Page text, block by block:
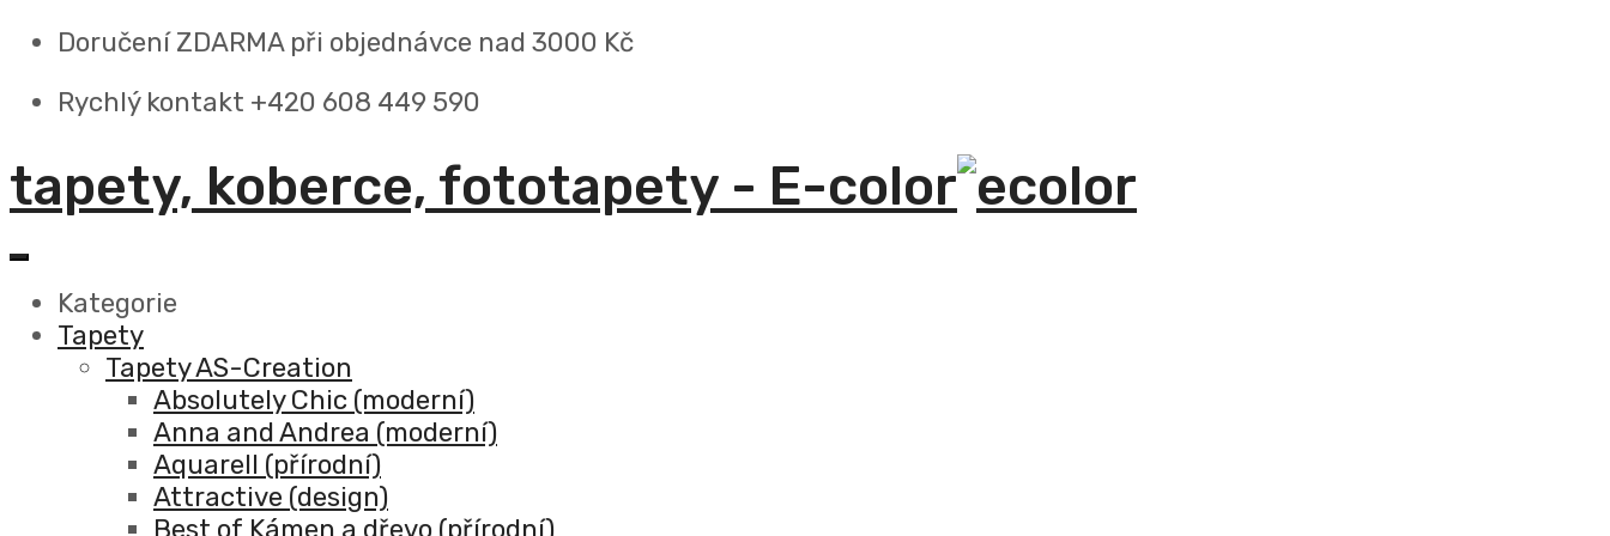
Doručení ZDARMA při objednávce nad 3000 Kč
Rychlý kontakt +420 608 449 590
tapety, koberce, fototapety - E-color
Kategorie
Tapety
Tapety AS-Creation
Absolutely Chic (moderní)
Anna and Andrea (moderní)
Aquarell (přírodní)
Attractive (design)